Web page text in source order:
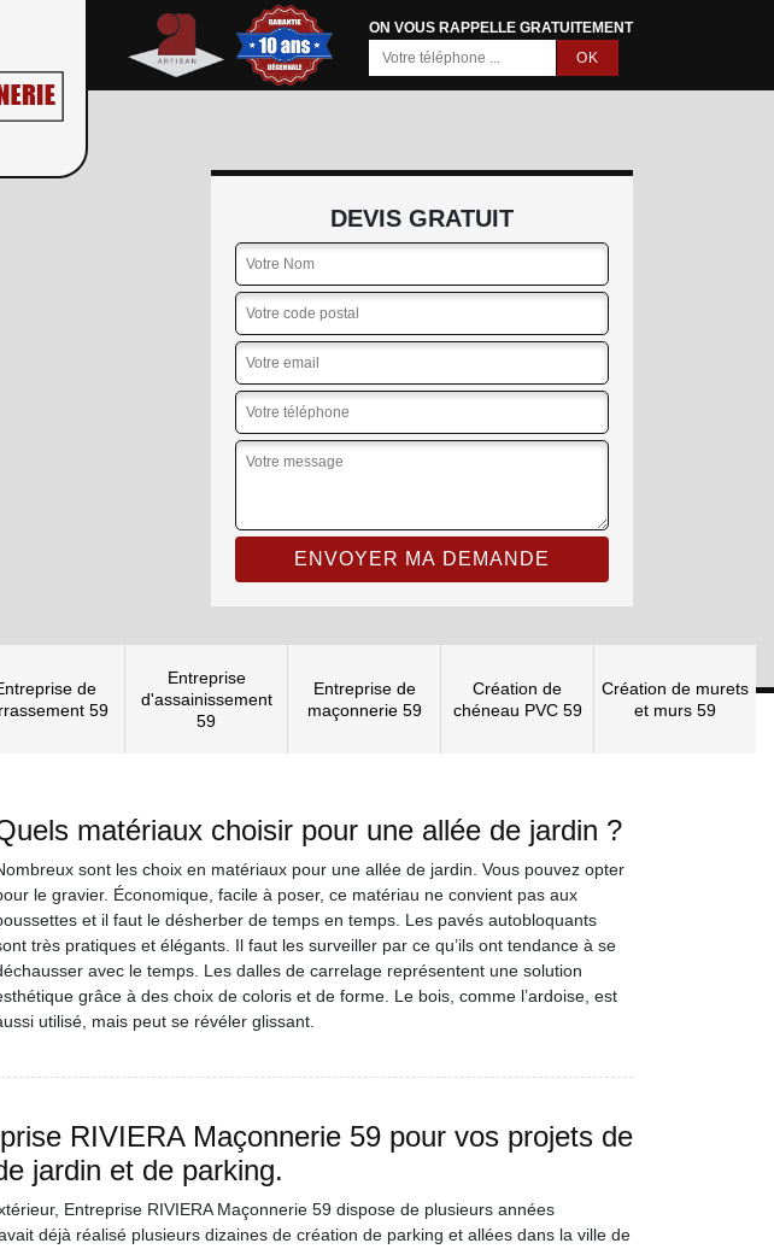
ON VOUS RAPPELLE GRATUITEMENT
DEVIS GRATUIT
de
59
Entreprise
d'assainissement
59
Entreprise de
maçonnerie 59
Création de
chéneau PVC 59
Création de murets
et murs 59
matériaux choisir pour une allée de jardin ?
sont les choix en matériaux pour une allée de jardin. Vous pouvez opter
le gravier. Économique, facile à poser, ce matériau ne convient pas aux
et il faut le désherber de temps en temps. Les pavés autobloquants
très pratiques et élégants. Il faut les surveiller par ce qu’ils ont tendance à se
avec le temps. Les dalles de carrelage représentent une solution
grâce à des choix de coloris et de forme. Le bois, comme l’ardoise, est
utilisé, mais peut se révéler glissant.
RIVIERA Maçonnerie 59 pour vos projets de
jardin et de parking.
Entreprise RIVIERA Maçonnerie 59 dispose de plusieurs années
déjà réalisé plusieurs dizaines de création de parking et allées dans la ville de